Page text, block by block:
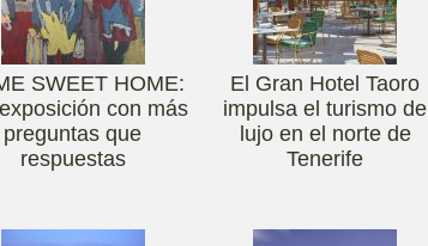
SWEET HOME:
con más
preguntas que
respuestas
El Gran Hotel Taoro
impulsa el turismo de
lujo en el norte de
Tenerife